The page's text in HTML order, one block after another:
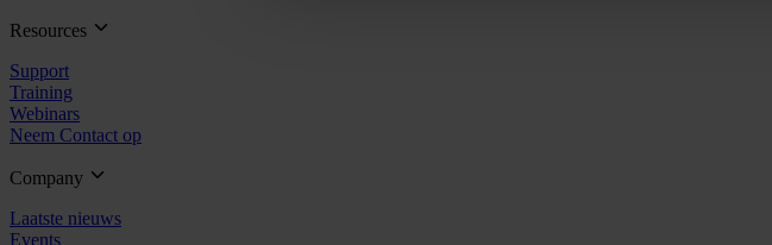
Resources
Support
Training
Webinars
Neem Contact op
Company
Laatste nieuws
Events